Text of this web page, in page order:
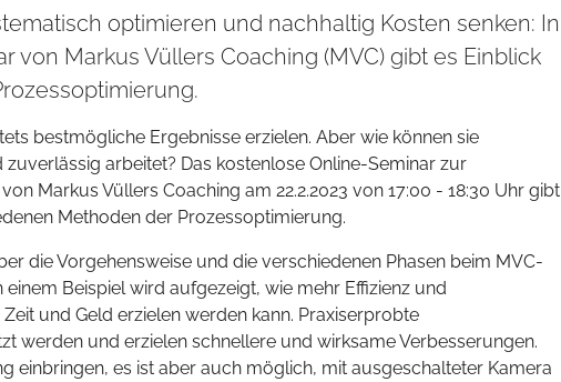
optimieren und nachhaltig Kosten senken: In
von Markus Vüllers Coaching (MVC) gibt es Einblick
bestmögliche Ergebnisse erzielen. Aber wie können sie
arbeitet? Das kostenlose Online-Seminar zur
Markus Vüllers Coaching am 22.2.2023 von 17:00 - 18:30 Uhr gibt
Methoden der Prozessoptimierung.
die Vorgehensweise und die verschiedenen Phasen beim MVC-
Beispiel wird aufgezeigt, wie mehr Effizienz und
und Geld erzielen werden kann. Praxiserprobte
werden und erzielen schnellere und wirksame Verbesserungen.
einbringen, es ist aber auch möglich, mit ausgeschalteter Kamera